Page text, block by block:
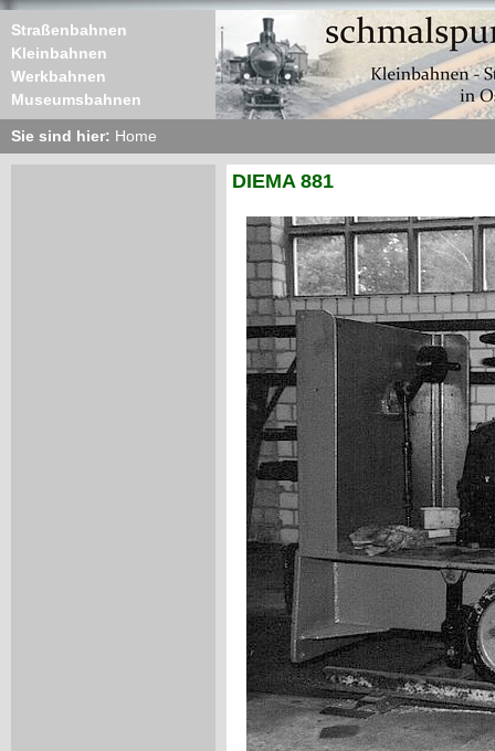
Straßenbahnen
Kleinbahnen
Werkbahnen
Museumsbahnen
Sie sind hier: Home
DIEMA 881